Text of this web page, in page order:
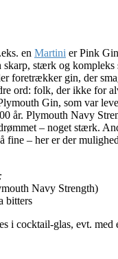
en Martini er Pink
skarp, stærk og
foretrækker gin, der
ord: folk, der ikke for
Gin, som var
år. Plymouth Navy
– noget stærk.
fine – her er der
Navy Strength)
bitters
i cocktail-glas, evt. med